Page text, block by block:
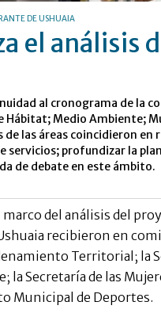
DE USHUAIA
el análisis
al cronograma de la
Hábitat; Medio Ambiente;
de las áreas coincidieron
servicios; profundizar la
de debate en este ámbito.
marco del análisis del
recibieron en
Territorial; la
la Secretaría de las
Municipal de Deportes.